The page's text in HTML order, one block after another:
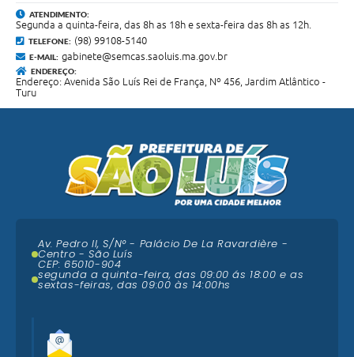
ATENDIMENTO:
Segunda a quinta-feira, das 8h as 18h e sexta-feira das 8h as 12h.
TELEFONE: (98) 99108-5140
E-MAIL: gabinete@semcas.saoluis.ma.gov.br
ENDEREÇO:
Endereço: Avenida São Luís Rei de França, Nº 456, Jardim Atlântico -
Turu
Av. Pedro II, S/N° - Palácio De La Ravardière -
Centro - São Luís
CEP: 65010-904
segunda a quinta-feira, das 09:00 ás 18:00 e as
sextas-feiras, das 09:00 às 14:00hs